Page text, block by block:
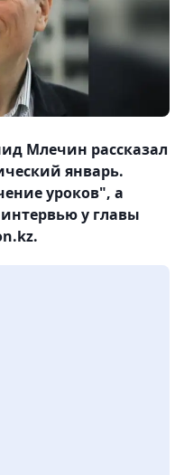
Млечин рассказал
январь.
уроков", а
у главы